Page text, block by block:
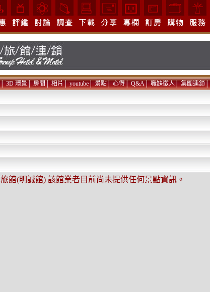
│3D 環景│房間│相片│youtube│景點│心得│Q&A│職缺徵人│集團連鎖│
館(明誠館) 該館業者目前尚未提供任何景點資訊。